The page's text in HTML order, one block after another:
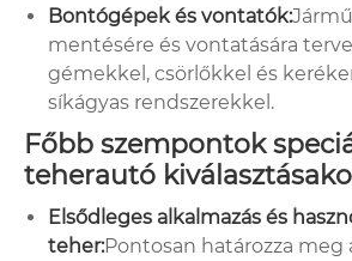
Bontógépek és vontatók:
mentésére és vontatására
gémekkel, csörlőkkel és
síkágyas rendszerekkel.
Főbb szempontok
teherautó
Elsődleges alkalmazás és
teher:Pontosan határozza meg